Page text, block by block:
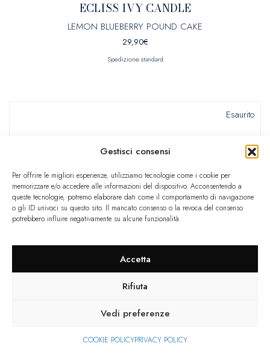
Gestisci consensi
Per offrire le migliori esperienze, utilizziamo tecnologie come i cookie per
memorizzare e/o accedere alle informazioni del dispositivo. Acconsentendo a
queste tecnologie, potremo elaborare dati come il comportamento di navigazione
o gli ID univoci su questo sito. Il mancato consenso o la revoca del consenso
potrebbero influire negativamente su alcune funzionalità.
Accetta
Rifiuta
Vedi preferenze
COOKIE POLICYPRIVACY POLICY
ECLISS IVY CANDLE
LEMON BLUEBERRY POUND CAKE
29,90€
Spedizione standard
Esaurito